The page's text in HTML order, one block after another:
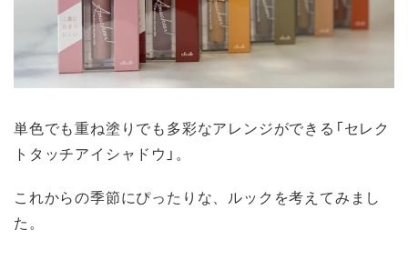
単色でも重ね塗りでも多彩なアレンジができる「セレク
トタッチアイシャドウ」。
これからの季節にぴったりな、ルックを考えてみまし
た。